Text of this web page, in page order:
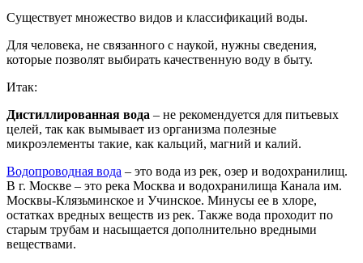
Существует множество видов и классификаций воды.
Для человека, не связанного с наукой, нужны сведения,
которые позволят выбирать качественную воду в быту.
Итак:
Дистиллированная вода – не рекомендуется для питьевых
целей, так как вымывает из организма полезные
микроэлементы такие, как кальций, магний и калий.
Водопроводная вода – это вода из рек, озер и водохранилищ.
В г. Москве – это река Москва и водохранилища Канала им.
Москвы-Клязьминское и Учинское. Минусы ее в хлоре,
остатках вредных веществ из рек. Также вода проходит по
старым трубам и насыщается дополнительно вредными
веществами.